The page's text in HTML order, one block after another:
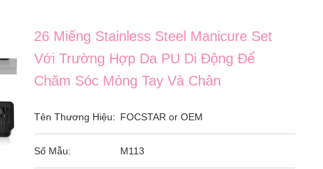
26 Miếng Stainless Steel Manicure Set
Với Trường Hợp Da PU Di Động Để
Chăm Sóc Móng Tay Và Chân
Tên Thương Hiệu: FOCSTAR or OEM
Số Mẫu: M113